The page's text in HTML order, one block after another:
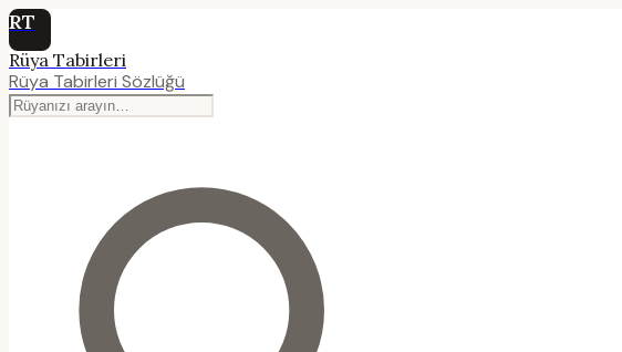
RT
Rüya Tabirleri
Rüya Tabirleri Sözlüğü